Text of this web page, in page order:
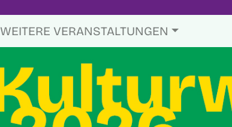
WEITERE VERANSTALTUNGEN